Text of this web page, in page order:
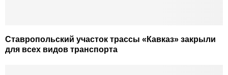
Ставропольский участок трассы «Кавказ» закрыли
для всех видов транспорта